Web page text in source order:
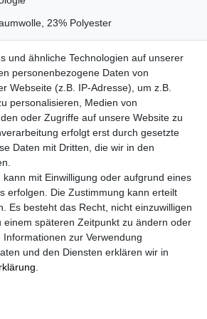
23% Polyester
etwa 1 bis 3 Werktage
Versand mit DHL
14 Tage Rückgaberecht
Sie uns!
Widerrufs­formular Impressum
und ähnliche Technologien auf unserer
personenbezogene Daten von
Webseite (z.B. IP-Adresse), um z.B.
personalisieren, Medien von
oder Zugriffe auf unsere Website zu
erfolgt erst durch gesetzte
Daten mit Dritten, die wir in den
mit Einwilligung oder aufgrund eines
erfolgen. Die Zustimmung kann erteilt
Es besteht das Recht, nicht einzuwilligen
einem späteren Zeitpunkt zu ändern oder
zur Verwendung
und den Diensten erklären wir in